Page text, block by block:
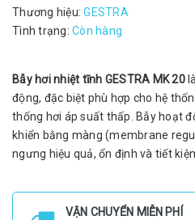
Thương hiệu: GESTRA
Tình trạng: Còn hàng
Bẫy hơi nhiệt tĩnh GESTRA MK 20
động, đặc biệt phù hợp cho hệ
thống hơi áp suất thấp. Bẫy hoạt
khiển bằng màng (membrane
ngưng hiệu quả, ổn định và tiết
VẬN CHUYỂN MIỄN PHÍ